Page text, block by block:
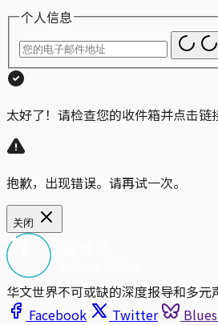
个人信息
太好了！请检查您的收件箱并点击链
抱歉，出现错误。请再试一次。
关闭
华文世界不可或缺的深度报导和多元
Facebook
Twitter